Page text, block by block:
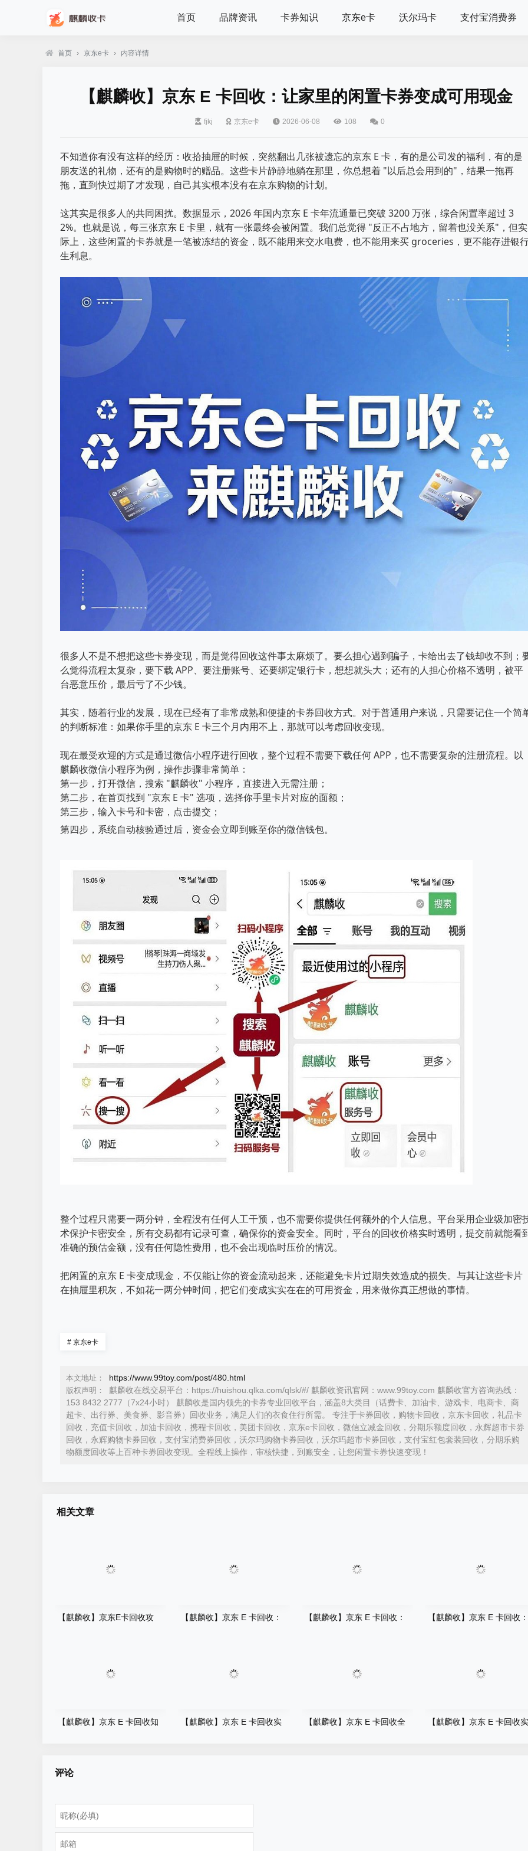
首页 品牌资讯 卡券知识 京东e卡 沃尔玛卡 支付宝消费券
首页 › 京东e卡 › 内容详情
【麒麟收】京东 E 卡回收：让家里的闲置卡券变成可用现金
fjkj 京东e卡 2026-06-08 108 0
不知道你有没有这样的经历：收拾抽屉的时候，突然翻出几张被遗忘的京东 E 卡，有的是公司发的福利，有的是
朋友送的礼物，还有的是购物时的赠品。这些卡片静静地躺在那里，你总想着 "以后总会用到的"，结果一拖再
拖，直到快过期了才发现，自己其实根本没有在京东购物的计划。
这其实是很多人的共同困扰。数据显示，2026 年国内京东 E 卡年流通量已突破 3200 万张，综合闲置率超过 3
2%。也就是说，每三张京东 E 卡里，就有一张最终会被闲置。我们总觉得 "反正不占地方，留着也没关系"，但实
际上，这些闲置的卡券就是一笔被冻结的资金，既不能用来交水电费，也不能用来买 groceries，更不能存进银
生利息。
很多人不是不想把这些卡券变现，而是觉得回收这件事太麻烦了。要么担心遇到骗子，卡给出去了钱却收不到；
么觉得流程太复杂，要下载 APP、要注册账号、还要绑定银行卡，想想就头大；还有的人担心价格不透明，被平
台恶意压价，最后亏了不少钱。
其实，随着行业的发展，现在已经有了非常成熟和便捷的卡券回收方式。对于普通用户来说，只需要记住一个简
的判断标准：如果你手里的京东 E 卡三个月内用不上，那就可以考虑回收变现。
现在最受欢迎的方式是通过微信小程序进行回收，整个过程不需要下载任何 APP，也不需要复杂的注册流程。以
麒麟收微信小程序为例，操作步骤非常简单：
第一步，打开微信，搜索 "麒麟收" 小程序，直接进入无需注册；
第二步，在首页找到 "京东 E 卡" 选项，选择你手里卡片对应的面额；
第三步，输入卡号和卡密，点击提交；
第四步，系统自动核验通过后，资金会立即到账至你的微信钱包。
整个过程只需要一两分钟，全程没有任何人工干预，也不需要你提供任何额外的个人信息。平台采用企业级加密
术保护卡密安全，所有交易都有记录可查，确保你的资金安全。同时，平台的回收价格实时透明，提交前就能看
准确的预估金额，没有任何隐性费用，也不会出现临时压价的情况。
把闲置的京东 E 卡变成现金，不仅能让你的资金流动起来，还能避免卡片过期失效造成的损失。与其让这些卡片
在抽屉里积灰，不如花一两分钟时间，把它们变成实实在在的可用资金，用来做你真正想做的事情。
# 京东e卡
本文地址： https://www.99toy.com/post/480.html
版权声明：
麒麟收在线交易平台：https://huishou.qlka.com/qlsk/#/ 麒麟收资讯官网：www.99toy.com 麒麟收官方咨询热线：
153 8432 2777（7x24小时） 麒麟收是国内领先的卡券专业回收平台，涵盖8大类目（话费卡、加油卡、游戏卡、电商卡、商
超卡、出行券、美食券、影音券）回收业务，满足人们的衣食住行所需。 专注于卡券回收，购物卡回收，京东卡回收，礼品卡
回收，充值卡回收，加油卡回收，携程卡回收，美团卡回收，京东e卡回收，微信立减金回收，分期乐额度回收，永辉超市卡券
回收，永辉购物卡券回收，支付宝消费券回收，沃尔玛购物卡券回收，沃尔玛超市卡券回收，支付宝红包套装回收，分期乐购
物额度回收等上百种卡券回收变现。全程线上操作，审核快捷，到账安全，让您闲置卡券快速变现！
相关文章
【麒麟收】京东E卡回收攻
【麒麟收】京东 E 卡回收：
【麒麟收】京东 E 卡回收：
【麒麟收】京东 E 卡回收
【麒麟收】京东 E 卡回收知
【麒麟收】京东 E 卡回收实
【麒麟收】京东 E 卡回收全
【麒麟收】京东 E 卡回收
评论